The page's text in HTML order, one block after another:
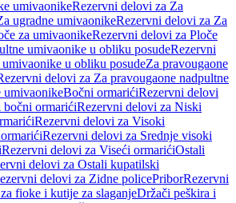
umivaonikeRezervni delovi za Za
ugradne umivaonikeRezervni delovi za Za
za umivaonikeRezervni delovi za Ploče
umivaonike u obliku posudeRezervni
u obliku posudeZa pravougaone
delovi za Za pravougaone nadpultne
umivaonikeBočni ormarićiRezervni delovi
ormarićiRezervni delovi za Niski
Rezervni delovi za Visoki
Rezervni delovi za Srednje visoki
Rezervni delovi za Viseći ormarićiOstali
delovi za Ostali kupatilski
delovi za Zidne policePriborRezervni
fioke i kutije za slaganjeDržači peškira i